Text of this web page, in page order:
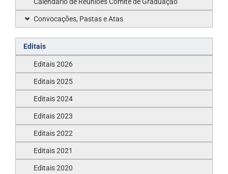
Convocações, Pastas e Atas
Editais
Editais 2026
Editais 2025
Editais 2024
Editais 2023
Editais 2022
Editais 2021
Editais 2020